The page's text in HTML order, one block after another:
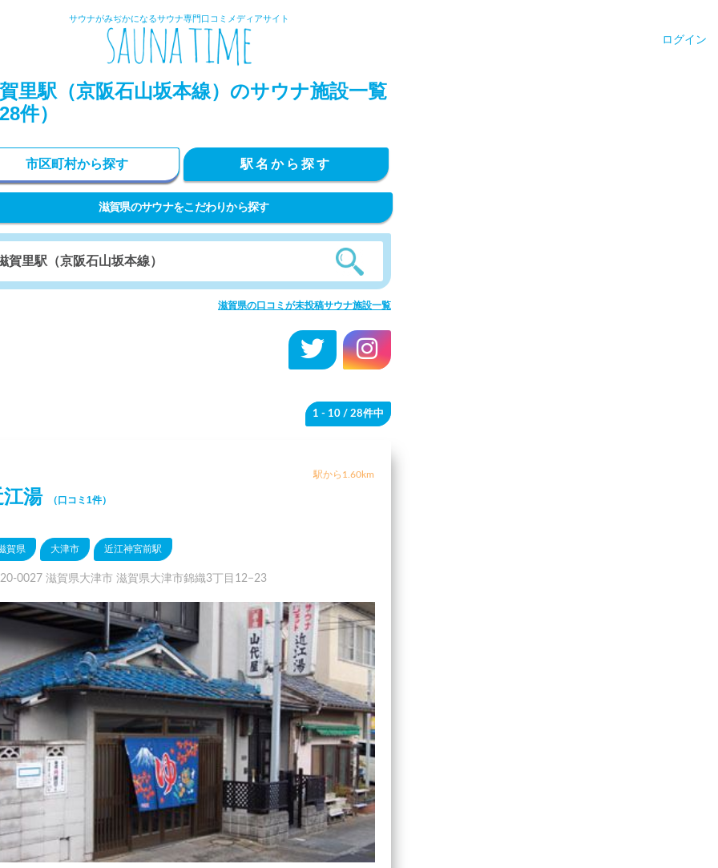
サウナがみぢかになるサウナ専門口コミメディアサイト
ログイン
里駅（京阪石山坂本線）のサウナ施設一覧
件）
市区町村から探す 駅名から探す
滋賀県のサウナをこだわりから探す
滋賀県の口コミが未投稿サウナ施設一覧
1 - 10 / 28件中
駅から1.60km
江湯 （口コミ1件）
賀県 大津市 近江神宮前駅
0027 滋賀県大津市 滋賀県大津市錦織3丁目12−23